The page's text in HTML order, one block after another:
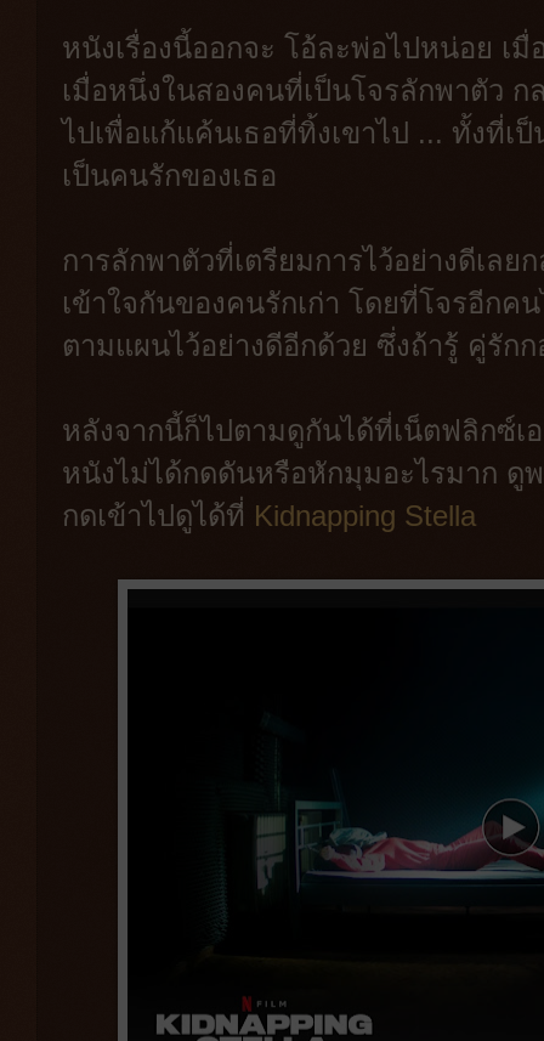
หนังเรื่องนี้ออกจะ โอ้ละพ่อไปหน่อย เ
เมื่อหนึ่งในสองคนที่เป็นโจรลักพาตัว ก
ไปเพื่อแก้แค้นเธอที่ทิ้งเขาไป ... ทั้งที่เ
เป็นคนรักของเธอ
การลักพาตัวที่เตรียมการไว้อย่างดีเล
เข้าใจกันของคนรักเก่า โดยที่โจรอีกค
ตามแผนไว้อย่างดีอีกด้วย ซึ่งถ้ารู้ คู่รัก
หลังจากนี้ก็ไปตามดูกันได้ที่เน็ตฟลิกซ์เ
หนังไม่ได้กดดันหรือหักมุมอะไรมาก ดู
กดเข้าไปดูได้ที่ Kidnapping Stella